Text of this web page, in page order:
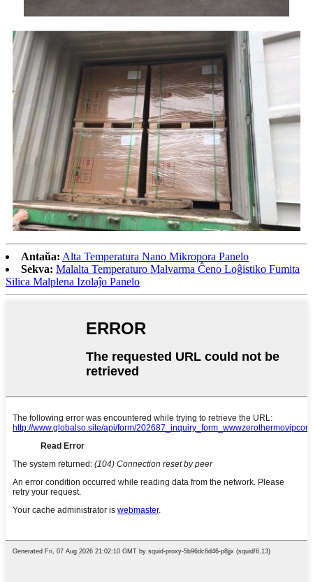
Antaŭa: Alta Temperatura Nano Mikropora Panelo
Sekva: Malalta Temperaturo Malvarma Ĉeno Loĝistiko Fumita
Silica Malplena Izolaĵo Panelo